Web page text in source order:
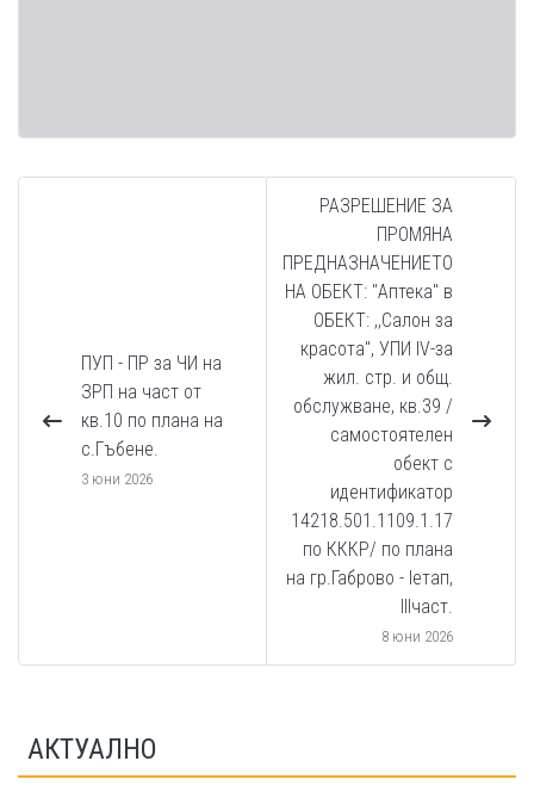
ПУП - ПР за ЧИ на
ЗРП на част от
кв.10 по плана на
с.Гъбене.
3 юни 2026
РАЗРЕШЕНИЕ ЗА
ПРОМЯНА
ПРЕДНАЗНАЧЕНИЕТО
НА ОБЕКТ: "Аптека" в
ОБЕКТ: ,,Салон за
красота'', УПИ IV-за
жил. стр. и общ.
обслужване, кв.39 /
самостоятелен
обект с
идентификатор
14218.501.1109.1.17
по КККР/ по плана
на гр.Габрово - Iетап,
IIIчаст.
8 юни 2026
АКТУАЛНО